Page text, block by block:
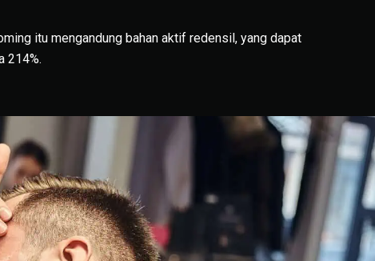
itu mengandung bahan aktif redensil, yang dapat
214%.